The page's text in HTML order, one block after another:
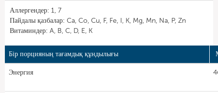
Аллергендер: 1, 7
Пайдалы қазбалар: Ca, Co, Cu, F, Fe, I, K, Mg, Mn, Na, P, Zn
Витаминдер: A, B, C, D, E, K
Бір порцияның тағамдық құндылығы
Энергия